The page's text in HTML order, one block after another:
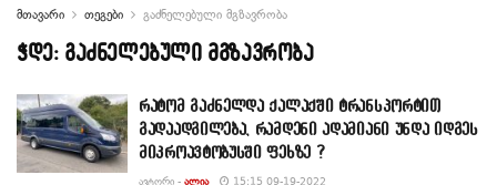
მთავარი თეგები გაძნელებული მგზავრობა
ჭდე: გაძნელებული მგზავრობა
რატომ გაძნელდა ქალაქში ტრანსპორტით
გადაადგილება, რამდენი ადამიანი უნდა იდგეს
მიკროავტობუსში ფეხზე ?
ᲐᲕᲢᲝᲠᲘ - ᲐᲚᲘᲐ 15:15 09-19-2022